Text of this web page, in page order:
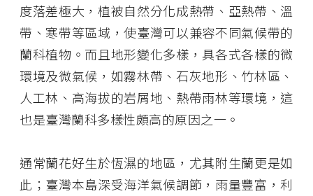
度落差極大，植被自然分化成熱帶、亞熱帶、溫
帶、寒帶等區域，使臺灣可以兼容不同氣候帶的
蘭科植物。而且地形變化多樣，具各式各樣的微
環境及微氣候，如霧林帶、石灰地形、竹林區、
人工林、高海拔的岩屑地、熱帶雨林等環境，這
也是臺灣蘭科多樣性頗高的原因之一。
通常蘭花好生於恆濕的地區，尤其附生蘭更是如
此；臺灣本島深受海洋氣候調節，雨量豐富，利